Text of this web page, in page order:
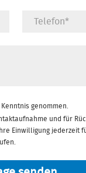
genommen.
und für
Einwilligung jederzeit